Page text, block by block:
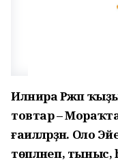
Илнира Рәжәп
товтар –
ғаиләләрҙән. Оло
төпләнеп, тыныс,